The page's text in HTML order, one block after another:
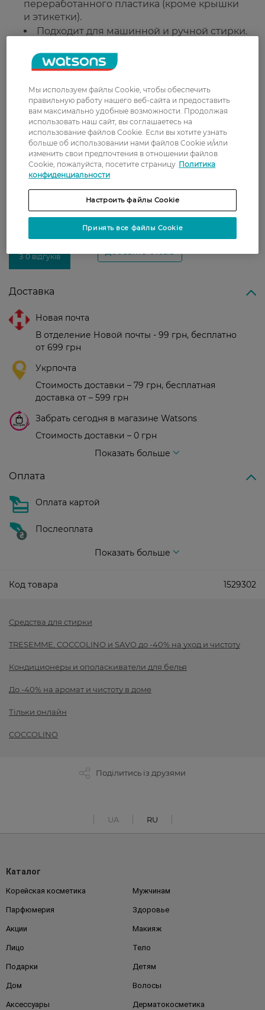
переработанного пластика (кроме крышки
и этикетки).
Подходит для машинной и ручной стирки.
Подходит для:
производителя).
Ежедневного ухода за бельём и одеждой.
Страна-производитель:Венгрия
*На основе рекомендованной дозировки.
**Инструментальные тесты Unilever.
Рейтинг и отзывы
З 0 відгуків
0 відгуків
Доставка
Новая почта
В отделение Новой почты - 99 грн, бесплатно
от 699 грн
Укрпочта
Стоимость доставки – 79 грн, бесплатная
доставка от – 599 грн
Забрать сегодня в магазине Watsons
Стоимость доставки – 0 грн
Показать больше
Оплата
Оплата картой
Послеоплата
Показать больше
Код товара 1529302
Средства для стирки
TRESEMME, COCCOLINO и SAVO до -40% на уход и чистоту
Кондиционеры и ополаскиватели для белья
До -40% на аромат и чистоту в доме
Тільки онлайн
COCCOLINO
Поділитись із друзями
UA RU
Каталог
Корейская косметика Мужчинам
Парфюмерия Здоровье
Акции Макияж
Лицо Тело
Подарки Детям
Дом Волосы
Аксессуары Дерматокосметика
Мы используем файлы Cookie, чтобы обеспечить
правильную работу нашего веб-сайта и предоставить
вам максимально удобные возможности. Продолжая
использовать наш сайт, вы соглашаетесь на
использование файлов Cookie. Если вы хотите узнать
больше об использовании нами файлов Cookie и/или
изменить свои предпочтения в отношении файлов
Cookie, пожалуйста, посетите страницу Политика
конфиденциальности
Настроить файлы Cookie
Принять все файлы Cookie